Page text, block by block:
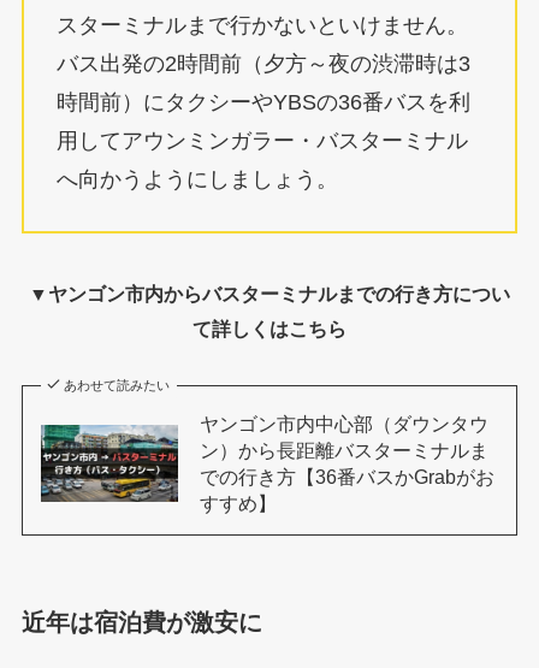
スターミナルまで行かないといけません。
バス出発の2時間前（夕方～夜の渋滞時は3
時間前）にタクシーやYBSの36番バスを利
用してアウンミンガラー・バスターミナル
へ向かうようにしましょう。
▼ヤンゴン市内からバスターミナルまでの行き方につい
て詳しくはこちら
あわせて読みたい
ヤンゴン市内中心部（ダウンタウ
ン）から長距離バスターミナルま
での行き方【36番バスかGrabがお
すすめ】
近年は宿泊費が激安に